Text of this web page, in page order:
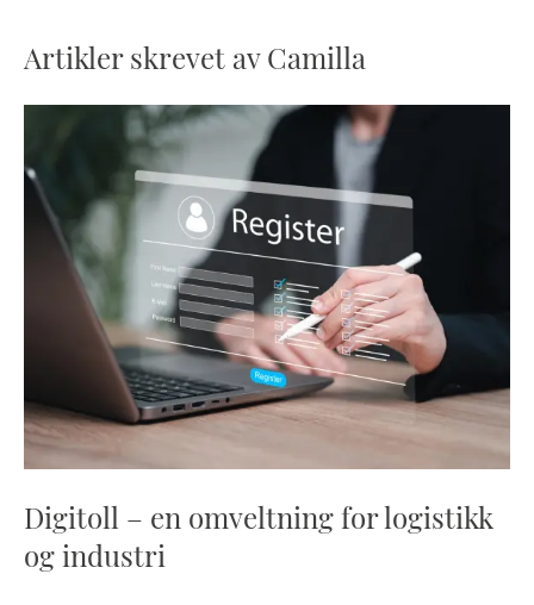
Artikler skrevet av Camilla
Digitoll – en omveltning for logistikk
og industri